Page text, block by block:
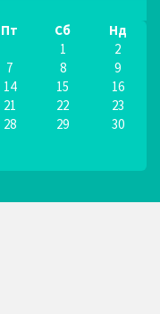
Пт Сб Нд
1
2
7 8
9
14 15
16
21 22
23
28 29
30